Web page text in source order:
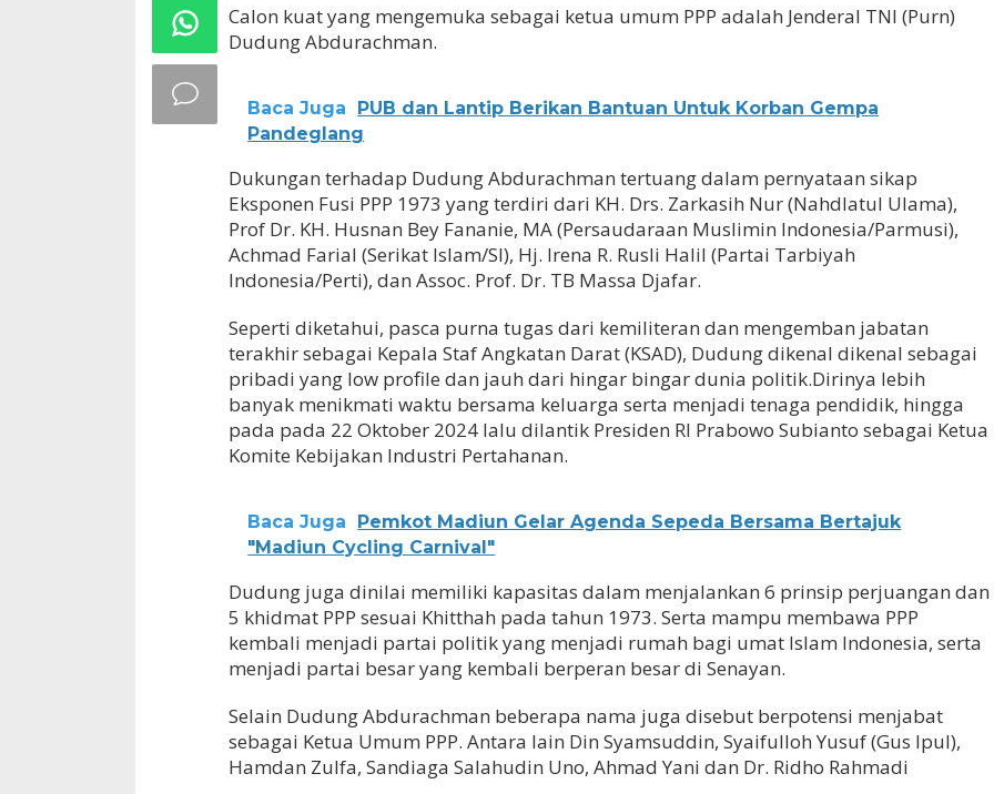
Calon kuat yang mengemuka sebagai ketua umum PPP adalah Jenderal TNI (Purn)
Dudung Abdurachman.
Baca Juga
PUB dan Lantip Berikan Bantuan Untuk Korban Gempa
Pandeglang
Dukungan terhadap Dudung Abdurachman tertuang dalam pernyataan sikap
Eksponen Fusi PPP 1973 yang terdiri dari KH. Drs. Zarkasih Nur (Nahdlatul Ulama),
Prof Dr. KH. Husnan Bey Fananie, MA (Persaudaraan Muslimin Indonesia/Parmusi),
Achmad Farial (Serikat Islam/SI), Hj. Irena R. Rusli Halil (Partai Tarbiyah
Indonesia/Perti), dan Assoc. Prof. Dr. TB Massa Djafar.
Seperti diketahui, pasca purna tugas dari kemiliteran dan mengemban jabatan
terakhir sebagai Kepala Staf Angkatan Darat (KSAD), Dudung dikenal dikenal sebagai
pribadi yang low profile dan jauh dari hingar bingar dunia politik.Dirinya lebih
banyak menikmati waktu bersama keluarga serta menjadi tenaga pendidik, hingga
pada pada 22 Oktober 2024 lalu dilantik Presiden RI Prabowo Subianto sebagai Ketua
Komite Kebijakan Industri Pertahanan.
Baca Juga
Pemkot Madiun Gelar Agenda Sepeda Bersama Bertajuk
"Madiun Cycling Carnival"
Dudung juga dinilai memiliki kapasitas dalam menjalankan 6 prinsip perjuangan dan
5 khidmat PPP sesuai Khitthah pada tahun 1973. Serta mampu membawa PPP
kembali menjadi partai politik yang menjadi rumah bagi umat Islam Indonesia, serta
menjadi partai besar yang kembali berperan besar di Senayan.
Selain Dudung Abdurachman beberapa nama juga disebut berpotensi menjabat
sebagai Ketua Umum PPP. Antara lain Din Syamsuddin, Syaifulloh Yusuf (Gus Ipul),
Hamdan Zulfa, Sandiaga Salahudin Uno, Ahmad Yani dan Dr. Ridho Rahmadi